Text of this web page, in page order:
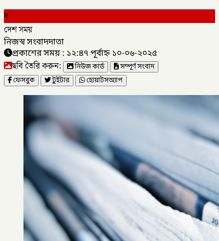
দ
দেশ সময়
নিজস্ব সংবাদদাতা
প্রকাশের সময় : ১২:৪৭ পূর্বাহ্ন ১০-০৬-২০২৫
ছবি তৈরি করুন: নিউজ কার্ড
সম্পূর্ণ সংবাদ
ফেসবুক
টুইটার হোয়াটসঅ্যাপ